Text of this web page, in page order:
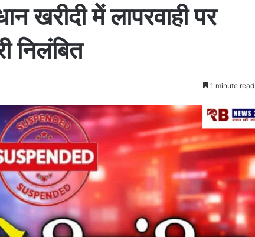
खरीदी में लापरवाही पर
निलंबित
1 minute read